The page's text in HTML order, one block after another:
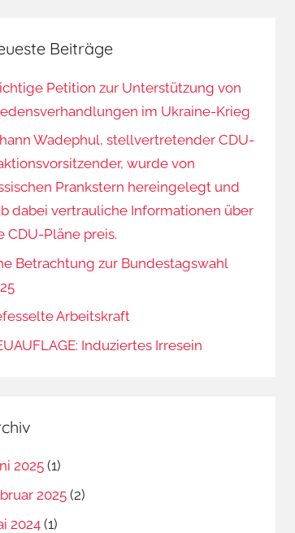
Beiträge
Petition zur Unterstützung von
im Ukraine-Krieg
Wadephul, stellvertretender CDU-
wurde von
Prankstern hereingelegt und
dabei vertrauliche Informationen über
CDU-Pläne preis.
Betrachtung zur Bundestagswahl
Arbeitskraft
Induziertes Irresein
2025(1)
2025(2)
2024 (1)